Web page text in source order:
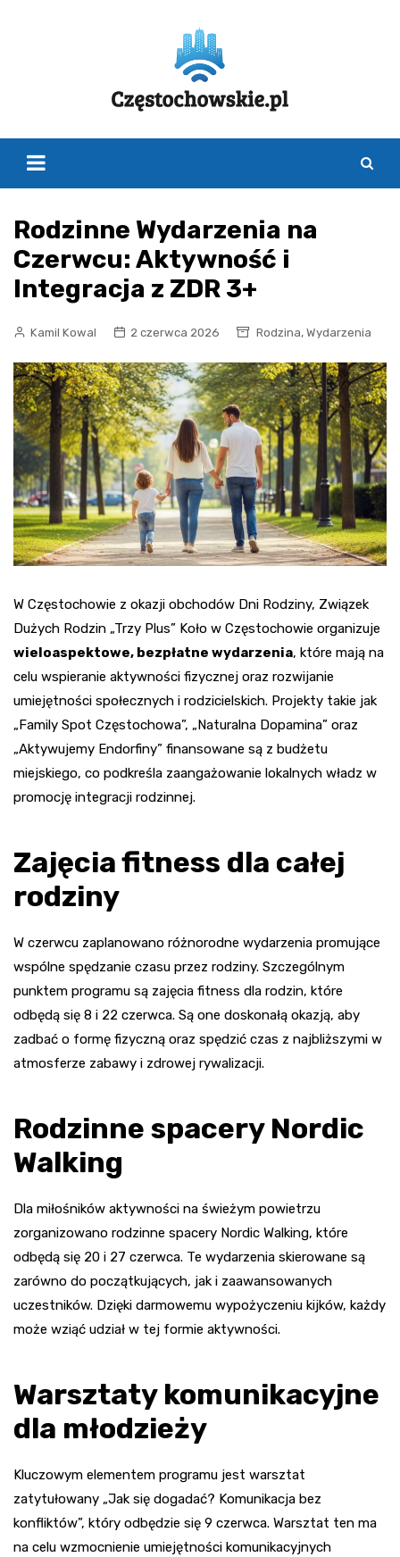
Rodzinne Wydarzenia na
Czerwcu: Aktywność i
Integracja z ZDR 3+
Kamil Kowal 2 czerwca 2026 Rodzina, Wydarzenia
W Częstochowie z okazji obchodów Dni Rodziny, Związek
Dużych Rodzin „Trzy Plus” Koło w Częstochowie organizuje
wieloaspektowe, bezpłatne wydarzenia, które mają na
celu wspieranie aktywności fizycznej oraz rozwijanie
umiejętności społecznych i rodzicielskich. Projekty takie jak
„Family Spot Częstochowa”, „Naturalna Dopamina” oraz
„Aktywujemy Endorfiny” finansowane są z budżetu
miejskiego, co podkreśla zaangażowanie lokalnych władz w
promocję integracji rodzinnej.
Zajęcia fitness dla całej
rodziny
W czerwcu zaplanowano różnorodne wydarzenia promujące
wspólne spędzanie czasu przez rodziny. Szczególnym
punktem programu są zajęcia fitness dla rodzin, które
odbędą się 8 i 22 czerwca. Są one doskonałą okazją, aby
zadbać o formę fizyczną oraz spędzić czas z najbliższymi w
atmosferze zabawy i zdrowej rywalizacji.
Rodzinne spacery Nordic
Walking
Dla miłośników aktywności na świeżym powietrzu
zorganizowano rodzinne spacery Nordic Walking, które
odbędą się 20 i 27 czerwca. Te wydarzenia skierowane są
zarówno do początkujących, jak i zaawansowanych
uczestników. Dzięki darmowemu wypożyczeniu kijków, każdy
może wziąć udział w tej formie aktywności.
Warsztaty komunikacyjne
dla młodzieży
Kluczowym elementem programu jest warsztat
zatytułowany „Jak się dogadać? Komunikacja bez
konfliktów”, który odbędzie się 9 czerwca. Warsztat ten ma
na celu wzmocnienie umiejętności komunikacyjnych